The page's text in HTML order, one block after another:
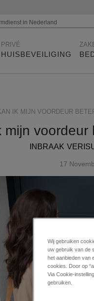
in Nederland
navigation
HUISBEVEILIGING
PRIVÉ
IK MIJN VOORDEUR
mijn
INBRAAK
17
Wij gebruiken
uw gebruik van de
het aanbieden van
cookies. Door op
Via Cookie-
gebruiken.